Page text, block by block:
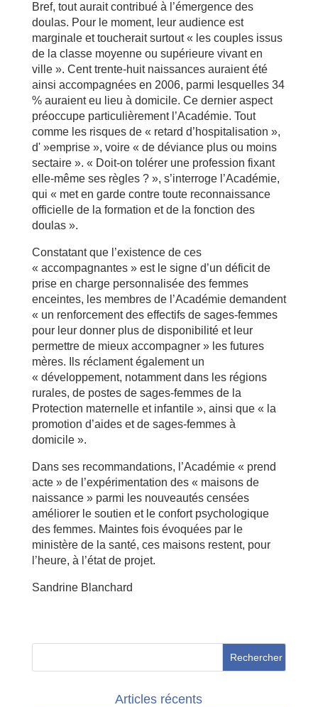
Bref, tout aurait contribué à l’émergence des
doulas. Pour le moment, leur audience est
marginale et toucherait surtout « les couples issus
de la classe moyenne ou supérieure vivant en
ville ». Cent trente-huit naissances auraient été
ainsi accompagnées en 2006, parmi lesquelles 34
% auraient eu lieu à domicile. Ce dernier aspect
préoccupe particulièrement l’Académie. Tout
comme les risques de « retard d’hospitalisation »,
d' »emprise », voire « de déviance plus ou moins
sectaire ». « Doit-on tolérer une profession fixant
elle-même ses règles ? », s’interroge l’Académie,
qui « met en garde contre toute reconnaissance
officielle de la formation et de la fonction des
doulas ».
Constatant que l’existence de ces
« accompagnantes » est le signe d’un déficit de
prise en charge personnalisée des femmes
enceintes, les membres de l’Académie demandent
« un renforcement des effectifs de sages-femmes
pour leur donner plus de disponibilité et leur
permettre de mieux accompagner » les futures
mères. Ils réclament également un
« développement, notamment dans les régions
rurales, de postes de sages-femmes de la
Protection maternelle et infantile », ainsi que « la
promotion d’aides et de sages-femmes à
domicile ».
Dans ses recommandations, l’Académie « prend
acte » de l’expérimentation des « maisons de
naissance » parmi les nouveautés censées
améliorer le soutien et le confort psychologique
des femmes. Maintes fois évoquées par le
ministère de la santé, ces maisons restent, pour
l’heure, à l’état de projet.
Sandrine Blanchard
Articles récents